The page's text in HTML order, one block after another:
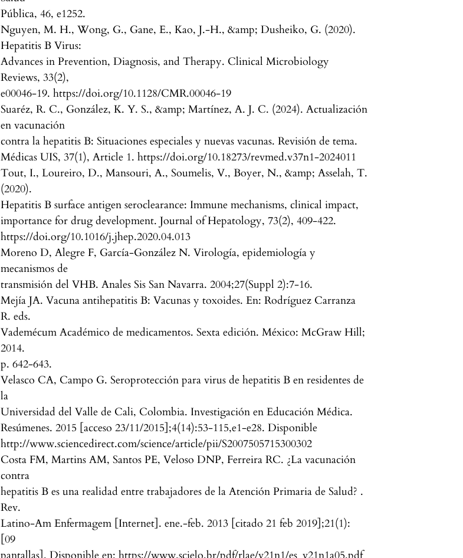
Pública, 46, e1252.
Nguyen, M. H., Wong, G., Gane, E., Kao, J.-H., &amp; Dusheiko, G. (2020).
Hepatitis B Virus:
Advances in Prevention, Diagnosis, and Therapy. Clinical Microbiology
Reviews, 33(2),
e00046-19. https://doi.org/10.1128/CMR.00046-19
Suaréz, R. C., González, K. Y. S., &amp; Martínez, A. J. C. (2024). Actualización
en vacunación
contra la hepatitis B: Situaciones especiales y nuevas vacunas. Revisión de tema.
Médicas UIS, 37(1), Article 1. https://doi.org/10.18273/revmed.v37n1-2024011
Tout, I., Loureiro, D., Mansouri, A., Soumelis, V., Boyer, N., &amp; Asselah, T.
(2020).
Hepatitis B surface antigen seroclearance: Immune mechanisms, clinical impact,
importance for drug development. Journal of Hepatology, 73(2), 409-422.
https://doi.org/10.1016/j.jhep.2020.04.013
Moreno D, Alegre F, García-González N. Virología, epidemiología y
mecanismos de
transmisión del VHB. Anales Sis San Navarra. 2004;27(Suppl 2):7-16.
Mejía JA. Vacuna antihepatitis B: Vacunas y toxoides. En: Rodríguez Carranza
R. eds.
Vademécum Académico de medicamentos. Sexta edición. México: McGraw Hill;
2014.
p. 642-643.
Velasco CA, Campo G. Seroprotección para virus de hepatitis B en residentes de
la
Universidad del Valle de Cali, Colombia. Investigación en Educación Médica.
Resúmenes. 2015 [acceso 23/11/2015];4(14):53-115,e1-e28. Disponible
http://www.sciencedirect.com/science/article/pii/S2007505715300302
Costa FM, Martins AM, Santos PE, Veloso DNP, Ferreira RC. ¿La vacunación
contra
hepatitis B es una realidad entre trabajadores de la Atención Primaria de Salud? .
Rev.
Latino-Am Enfermagem [Internet]. ene.-feb. 2013 [citado 21 feb 2019];21(1):
[09